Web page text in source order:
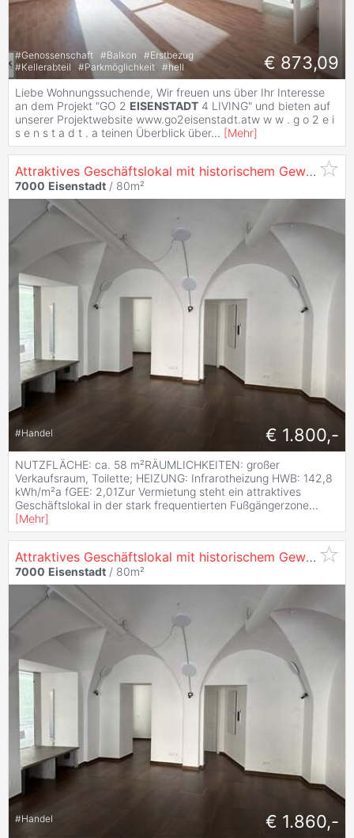
#Genossenschaft #Balkon #Erstbezug
#Kellerabteil #Parkmöglichkeit #hell € 873,09
Liebe Wohnungssuchende, Wir freuen uns über Ihr Interesse
an dem Projekt "GO 2 EISENSTADT 4 LIVING" und bieten auf
unserer Projektwebsite www.go2eisenstadt.atw w w . g o 2 e i
s e n s t a d t . a teinen Überblick über... [Mehr]
Attraktives Geschäftslokal mit historischem Gewölbe in bester Frequenzlage von
7000 Eisenstadt / 80m²
#Handel € 1.800,-
NUTZFLÄCHE: ca. 58 m²RÄUMLICHKEITEN: großer
Verkaufsraum, Toilette; HEIZUNG: Infrarotheizung HWB: 142,8
kWh/m²a fGEE: 2,01Zur Vermietung steht ein attraktives
Geschäftslokal in der stark frequentierten Fußgängerzone...
[Mehr]
Attraktives Geschäftslokal mit historischem Gewölbe in bester Frequenzlage von
7000 Eisenstadt / 80m²
#Handel € 1.860,-